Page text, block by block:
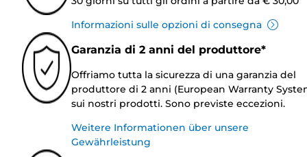
Informazioni sulle opzioni di consegna
Garanzia di 2 anni del produttore*
Offriamo tutta la sicurezza di una garanzia del
produttore di 2 anni (European Warranty
sui nostri prodotti. Sono previste eccezioni.
Weitere Informationen über unsere
Gewährleistung